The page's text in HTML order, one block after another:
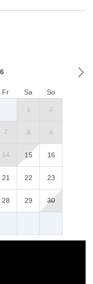
Fr Sa So
1 2
7 8 9
14 15 16
21 22 23
28 29 30